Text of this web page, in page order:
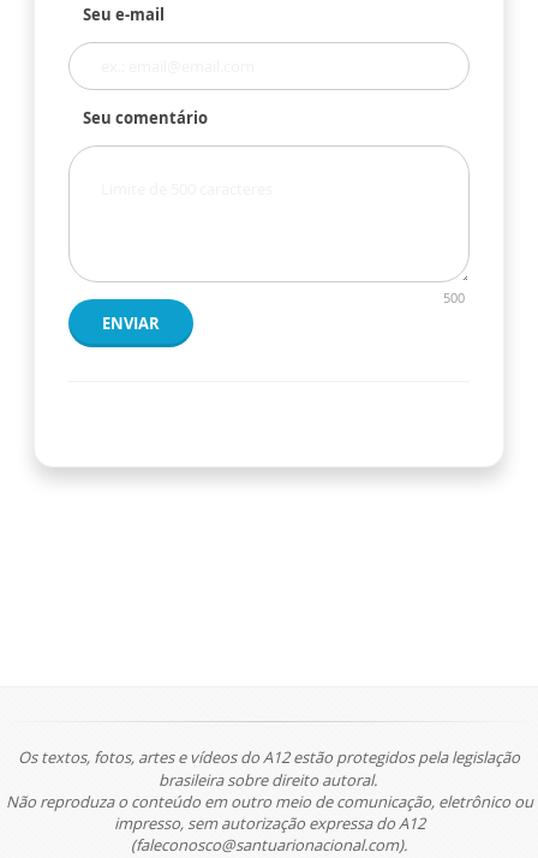
Seu e-mail
Seu comentário
500
ENVIAR
Os textos, fotos, artes e vídeos do A12 estão protegidos pela legislação
brasileira sobre direito autoral.
Não reproduza o conteúdo em outro meio de comunicação, eletrônico ou
impresso, sem autorização expressa do A12
(faleconosco@santuarionacional.com).